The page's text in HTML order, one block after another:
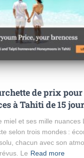
de prix
à Tahiti de 15
miel et ses mille nuances
selon trois mondes :
chacun avec son
Le Read more